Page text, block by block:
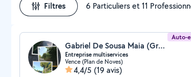
Filtres 6 Particuliers et 11
Auto-
Gabriel De Sousa Maia (Green services & Co)
Entreprise multiservices
Vence (Plan de Noves)
4,4/5 (19 avis)